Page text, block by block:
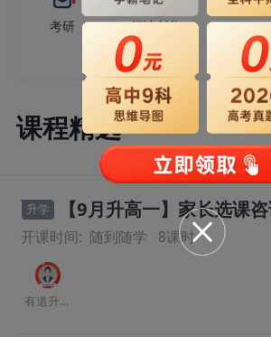
考研 阅读创作
课程精选
升学 【9月升高一】家长选课
开课时间: 随到随学 8课时
有道升学规划师